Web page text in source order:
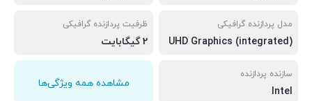
مدل پردازنده گرافیکی
UHD Graphics (integrated)
ظرفیت پردازنده گرافیکی
2 گیگابایت
سازنده پردازنده
Intel
مشاهده همه ویژگی‌ها